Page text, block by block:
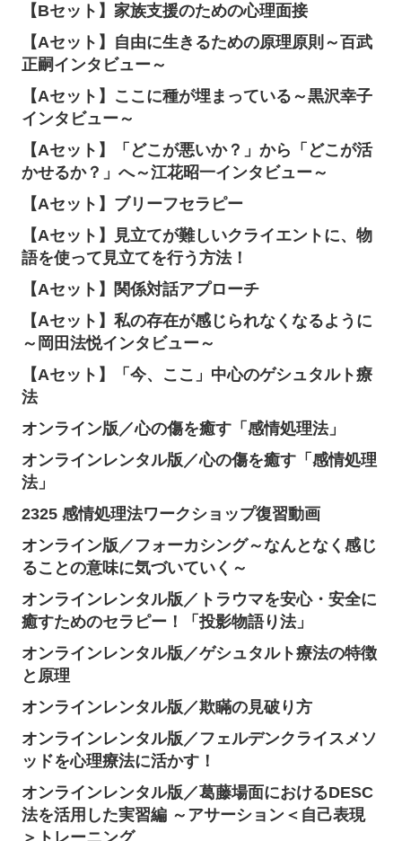
【Bセット】家族支援のための心理面接
【Aセット】自由に生きるための原理原則～百武
正嗣インタビュー～
【Aセット】ここに種が埋まっている～黒沢幸子
インタビュー～
【Aセット】「どこが悪いか？」から「どこが活
かせるか？」へ～江花昭一インタビュー～
【Aセット】ブリーフセラピー
【Aセット】見立てが難しいクライエントに、物
語を使って見立てを行う方法！
【Aセット】関係対話アプローチ
【Aセット】私の存在が感じられなくなるように
～岡田法悦インタビュー～
【Aセット】「今、ここ」中心のゲシュタルト療
法
オンライン版／心の傷を癒す「感情処理法」
オンラインレンタル版／心の傷を癒す「感情処理
法」
2325 感情処理法ワークショップ復習動画
オンライン版／フォーカシング～なんとなく感じ
ることの意味に気づいていく～
オンラインレンタル版／トラウマを安心・安全に
癒すためのセラピー！「投影物語り法」
オンラインレンタル版／ゲシュタルト療法の特徴
と原理
オンラインレンタル版／欺瞞の見破り方
オンラインレンタル版／フェルデンクライスメソ
ッドを心理療法に活かす！
オンラインレンタル版／葛藤場面におけるDESC
法を活用した実習編 ～アサーション＜自己表現
＞トレーニング